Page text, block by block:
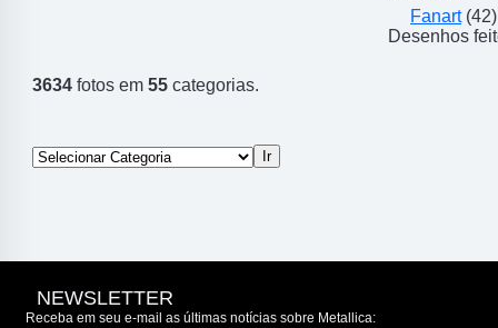
Fanart(42)
Desenhos
3634 fotos em 55 categorias.
NEWSLETTER
Receba em seu e-mail as últimas notícias sobre Metallica: